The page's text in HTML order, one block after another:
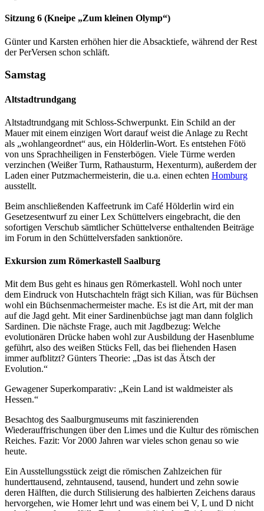
Sitzung 6 (Kneipe „Zum kleinen Olymp“)
Günter und Karsten erhöhen hier die Absacktiefe, während der Rest
der PerVersen schon schläft.
Samstag
Altstadtrundgang
Altstadtrundgang mit Schloss-Schwerpunkt. Ein Schild an der
Mauer mit einem einzigen Wort darauf weist die Anlage zu Recht
als „wohlangeordnet“ aus, ein Hölderlin-Wort. Es entstehen Fötö
von uns Sprachheiligen in Fensterbögen. Viele Türme werden
verzinchen (Weißer Turm, Rathausturm, Hexenturm), außerdem der
Laden einer Putzmachermeisterin, die u.a. einen echten Homburg
ausstellt.
Beim anschließenden Kaffeetrunk im Café Hölderlin wird ein
Gesetzesentwurf zu einer Lex Schüttelvers eingebracht, die den
sofortigen Verschub sämtlicher Schüttelverse enthaltenden Beiträge
im Forum in den Schüttelversfaden sanktionöre.
Exkursion zum Römerkastell Saalburg
Mit dem Bus geht es hinaus gen Römerkastell. Wohl noch unter
dem Eindruck von Hutschachteln frägt sich Kilian, was für Büchsen
wohl ein Büchsenmachermeister mache. Es ist die Art, mit der man
auf die Jagd geht. Mit einer Sardinenbüchse jagt man dann folglich
Sardinen. Die nächste Frage, auch mit Jagdbezug: Welche
evolutionären Drücke haben wohl zur Ausbildung der Hasenblume
geführt, also des weißen Stücks Fell, das bei fliehenden Hasen
immer aufblitzt? Günters Theorie: „Das ist das Ätsch der
Evolution.“
Gewagener Superkomparativ: „Kein Land ist waldmeister als
Hessen.“
Besachtog des Saalburgmuseums mit faszinierenden
Wiederauffrischungen über den Limes und die Kultur des römischen
Reiches. Fazit: Vor 2000 Jahren war vieles schon genau so wie
heute.
Ein Ausstellungsstück zeigt die römischen Zahlzeichen für
hunderttausend, zehntausend, tausend, hundert und zehn sowie
deren Hälften, die durch Stilisierung des halbierten Zeichens daraus
hervorgehen, wie Homer lehrt und was einem bei V, L und D nicht